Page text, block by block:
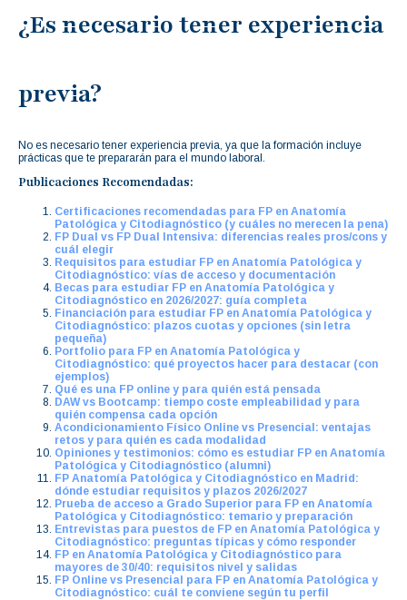
¿Es necesario tener experiencia
previa?
No es necesario tener experiencia previa, ya que la formación incluye
prácticas que te prepararán para el mundo laboral.
Publicaciones Recomendadas:
Certificaciones recomendadas para FP en Anatomía
Patológica y Citodiagnóstico (y cuáles no merecen la pena)
FP Dual vs FP Dual Intensiva: diferencias reales pros/cons y
cuál elegir
Requisitos para estudiar FP en Anatomía Patológica y
Citodiagnóstico: vías de acceso y documentación
Becas para estudiar FP en Anatomía Patológica y
Citodiagnóstico en 2026/2027: guía completa
Financiación para estudiar FP en Anatomía Patológica y
Citodiagnóstico: plazos cuotas y opciones (sin letra
pequeña)
Portfolio para FP en Anatomía Patológica y
Citodiagnóstico: qué proyectos hacer para destacar (con
ejemplos)
Qué es una FP online y para quién está pensada
DAW vs Bootcamp: tiempo coste empleabilidad y para
quién compensa cada opción
Acondicionamiento Físico Online vs Presencial: ventajas
retos y para quién es cada modalidad
Opiniones y testimonios: cómo es estudiar FP en Anatomía
Patológica y Citodiagnóstico (alumni)
FP Anatomía Patológica y Citodiagnóstico en Madrid:
dónde estudiar requisitos y plazos 2026/2027
Prueba de acceso a Grado Superior para FP en Anatomía
Patológica y Citodiagnóstico: temario y preparación
Entrevistas para puestos de FP en Anatomía Patológica y
Citodiagnóstico: preguntas típicas y cómo responder
FP en Anatomía Patológica y Citodiagnóstico para
mayores de 30/40: requisitos nivel y salidas
FP Online vs Presencial para FP en Anatomía Patológica y
Citodiagnóstico: cuál te conviene según tu perfil